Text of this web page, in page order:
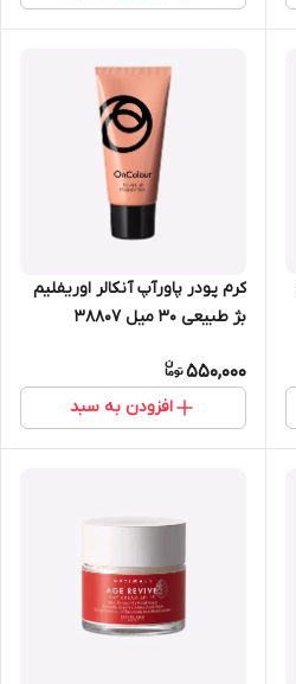
کرم پودر پاورآپ آنکالر اوریفلیم
بژ طبیعی 30 میل 38807
550,000
افزودن به سبد